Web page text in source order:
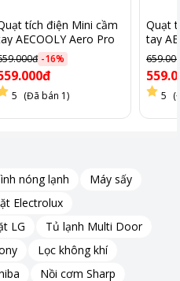
5 mức gió khác nhau, cho
cầu sử dụng. Từ chế độ gió
đến mức gió mạnh khi cần
tốt.
tích điện Mini cầm
AECOOLY Aero Pro
- PINK/PH01-
-16%
5 (Đã bán 1)
Quạt
tay
5
nóng lạnh
Máy sấy
Electrolux
LG
Tủ lạnh Multi Door
Lọc không khí
Nồi cơm Sharp